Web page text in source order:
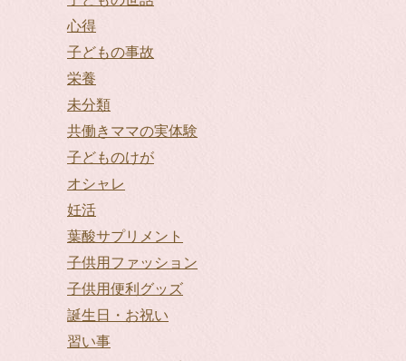
心得
子どもの事故
栄養
未分類
共働きママの実体験
子どものけが
オシャレ
妊活
葉酸サプリメント
子供用ファッション
子供用便利グッズ
誕生日・お祝い
習い事